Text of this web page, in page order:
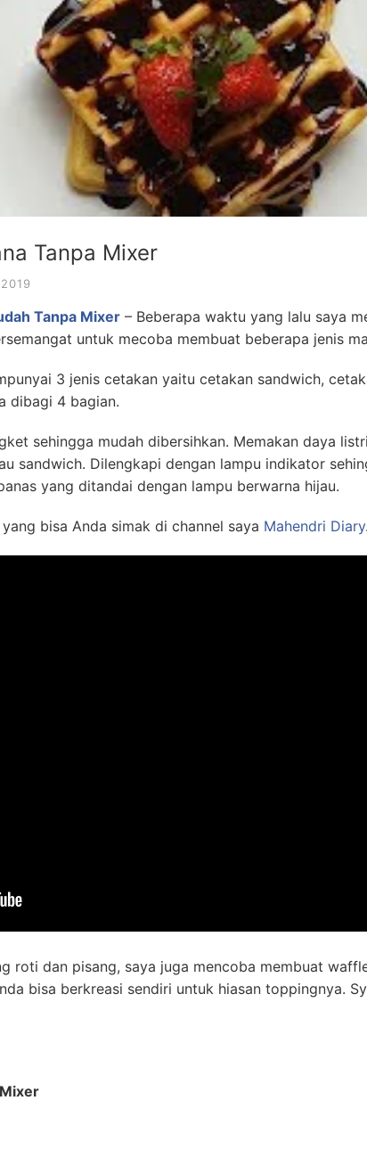
Tanpa Mixer
Tanpa Mixer – Beberapa waktu yang lalu saya
untuk mecoba membuat beberapa jenis
3 jenis cetakan yaitu cetakan sandwich,
dibagi 4 bagian.
sehingga mudah dibersihkan. Memakan daya
sandwich. Dilengkapi dengan lampu indikator
yang ditandai dengan lampu berwarna hijau.
bisa Anda simak di channel saya Mahendri Diary.
roti dan pisang, saya juga mencoba membuat
bisa berkreasi sendiri untuk hiasan toppingnya.